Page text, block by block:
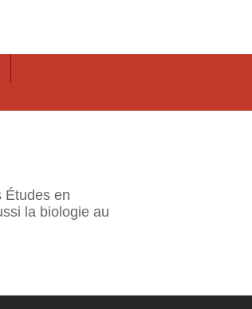
Études en
la biologie au